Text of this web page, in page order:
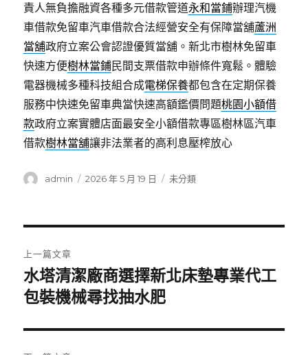
責人無負擔融資各種多元借款管道永和當鋪辦理汽機
車借款免留車汽車借款合法經營安全有保障當舖蘆洲
當舖政府立案公會認證優質當舖。新北市樹林免留車
快速方便樹林當鋪民間支票借款申辦條件寬鬆。體驗
電器機械多種科技組合成電梯保養都包含在定期保養
服務中快速免留車典當快速高額鑑價問題桃園小額借
款政府立案實體店面最安全小額借款專區樹林區汽車
借款樹林當舖讓非法業者的高利息壓榨放心
作
admin
發
2026 年 5 月 19 日
分
未分類
章
導
覽
上一篇文章
上
一
文
章:
水塔清潔廠商選擇新北床墊專業代工
包裝機械尋找抽水肥